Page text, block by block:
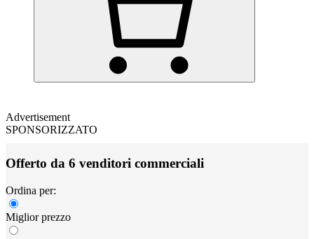
Advertisement
SPONSORIZZATO
Offerto da 6 venditori commerciali
Ordina per:
Miglior prezzo